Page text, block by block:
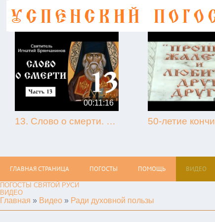
00:11:16
13. Слово о смерти. Игнатий Брянчанинов.
ГЛАВНАЯ СТРАНИЦА ПОГОСТЫ ПОМОЩЬ ВИДЕО
ПОГОСТЫ СВЯТОЙ РУСИ
ВИДЕО
Главная » Видео » Ради духовной пользы